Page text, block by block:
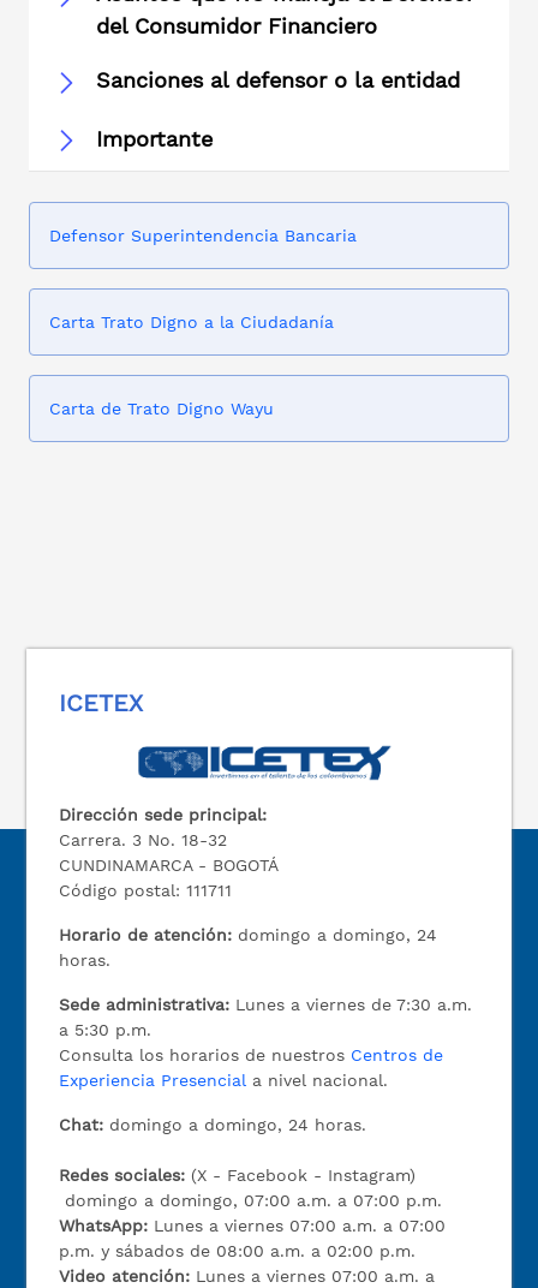
del Consumidor Financiero
Sanciones al defensor o la entidad
Importante
Defensor Superintendencia Bancaria
Carta Trato Digno a la Ciudadanía
Carta de Trato Digno Wayu
ICETEX
Dirección sede principal:
Carrera. 3 No. 18-32
CUNDINAMARCA - BOGOTÁ
Código postal: 111711
Horario de atención: domingo a domingo, 24
horas.
Sede administrativa: Lunes a viernes de 7:30 a.m.
a 5:30 p.m.
Consulta los horarios de nuestros Centros de
Experiencia Presencial a nivel nacional.
Chat: domingo a domingo, 24 horas.
Redes sociales: (X - Facebook - Instagram)
domingo a domingo, 07:00 a.m. a 07:00 p.m.
WhatsApp: Lunes a viernes 07:00 a.m. a 07:00
p.m. y sábados de 08:00 a.m. a 02:00 p.m.
Video atención: Lunes a viernes 07:00 a.m. a